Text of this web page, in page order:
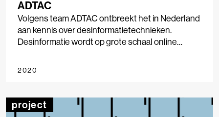
ADTAC
Volgens team ADTAC ontbreekt het in Nederland
aan kennis over desinformatietechnieken.
Desinformatie wordt op grote schaal online
en gemakkelijk te manipuleren.
2020
project